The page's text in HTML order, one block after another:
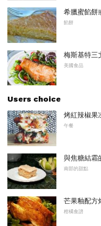
希臘蜜餡
餡餅
梅斯基特三
美國食品
Users choice
烤紅辣椒果
午餐
與焦糖結霜
南部的甜點
芒果釉配方
柑橘食譜